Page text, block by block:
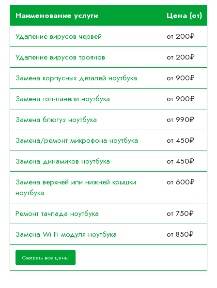
Наименование услуги
Цена (от)
Удаление вирусов червей
от 200₽
Удаление вирусов троянов
от 200₽
Замена корпусных деталей ноутбука
от 900₽
Замена топ-панели ноутбука
от 900₽
Замена блютуз ноутбука
от 990₽
Замена/ремонт микрофона ноутбука
от 450₽
Замена динамиков ноутбука
от 450₽
Замена верхней или нижней крышки
ноутбука
от 600₽
Ремонт тачпада ноутбука
от 750₽
Замена Wi-Fi модуля ноутбука
от 850₽
Смотреть все цены